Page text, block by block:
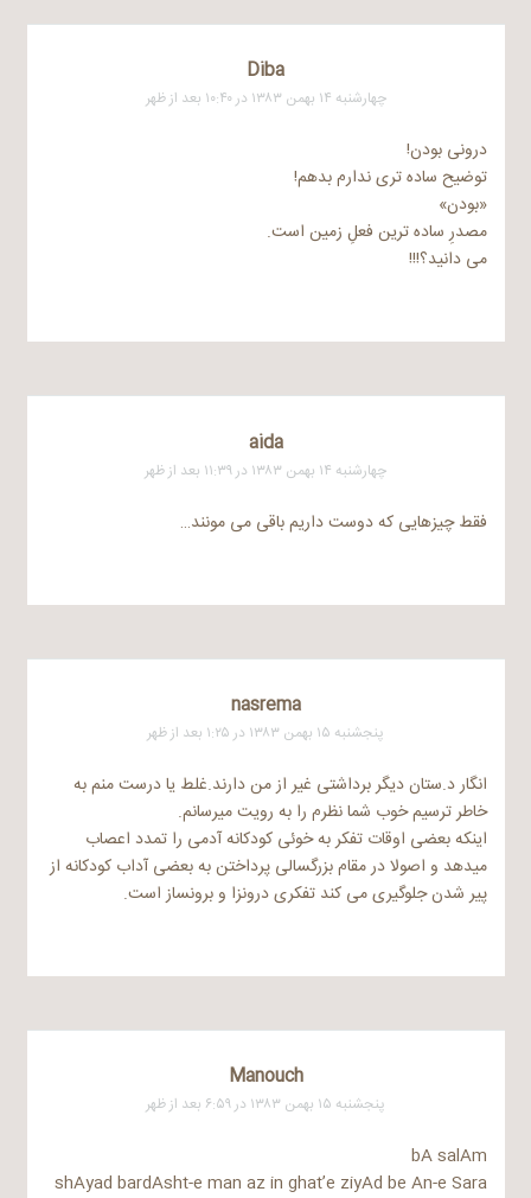
Diba
چهارشنبه ۱۴ بهمن ۱۳۸۳ در ۱۰:۴۰ بعد از ظهر
درونی بودن!
توضیح ساده تری ندارم بدهم!
«بودن»
مصدرِ ساده ترین فعلِ زمین است.
می دانید؟!!!
aida
چهارشنبه ۱۴ بهمن ۱۳۸۳ در ۱۱:۳۹ بعد از ظهر
فقط چیزهایی که دوست داریم باقی می مونند…
nasrema
پنجشنبه ۱۵ بهمن ۱۳۸۳ در ۱:۲۵ بعد از ظهر
انگار د.ستان دیگر برداشتی غیر از من دارند.غلط یا درست منم به
خاطر ترسیم خوب شما نظرم را به رویت میرسانم.
اینکه بعضی اوقات تفکر به خوئی کودکانه آدمی را تمدد اعصاب
میدهد و اصولا در مقام بزرگسالی پرداختن به بعضی آداب کودکانه از
پیر شدن جلوگیری می کند تفکری درونزا و برونساز است.
Manouch
پنجشنبه ۱۵ بهمن ۱۳۸۳ در ۶:۵۹ بعد از ظهر
bA salAm
shAyad bardAsht-e man az in ghat’e ziyAd be An-e Sara